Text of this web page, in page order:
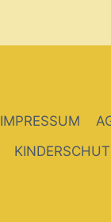
IMPRESSUM